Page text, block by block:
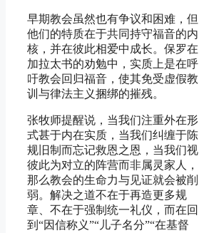
早期教会虽然也有争议和困难，但
他们的特质在于共同持守福音的内
核，并在彼此相爱中成长。保罗在
加拉太书的劝勉中，实质上是在呼
吁教会回归福音，使其免受虚假教
训与律法主义捆绑的摧残。
张牧师提醒说，当我们注重外在形
式甚于内在实质，当我们纠缠于陈
规旧制而忘记救恩之恩，当我们视
彼此为对立的阵营而非属灵家人，
那么教会的生命力与见证就会被削
弱。解决之道不在于再造更多规
章、不在于强制统一礼仪，而在回
到“因信称义”“儿子名分”“在基督